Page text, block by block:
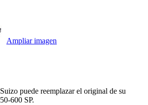
Ampliar imagen
puede reemplazar el original de su
600 SP.